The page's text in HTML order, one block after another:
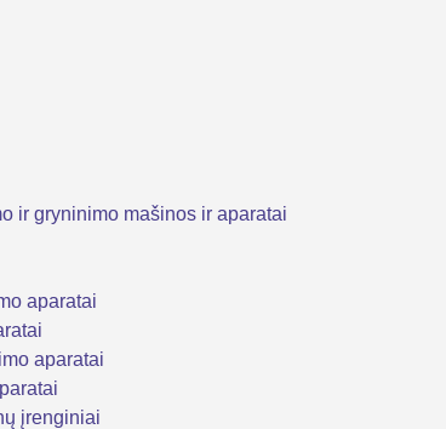
ir gryninimo mašinos ir aparatai
aparatai
aparatai
įrenginiai